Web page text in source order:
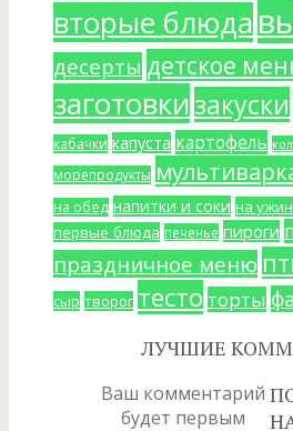
вторые блюда
десерты детское
заготовкизакуски
кабачки капуста картофель
морепродукты
на обед напитки и соки на ужин
первые блюда печенье пироги
праздничное меню
сыр творог тесто торты
ЛУЧШИЕ
Ваш комментарий
будет первым